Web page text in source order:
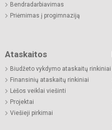
Bendradarbiavimas
Priėmimas į progimnaziją
Ataskaitos
Biudžeto vykdymo ataskaitų rinkiniai
Finansinių ataskaitų rinkiniai
Lėšos veiklai viešinti
Projektai
Viešieji pirkimai